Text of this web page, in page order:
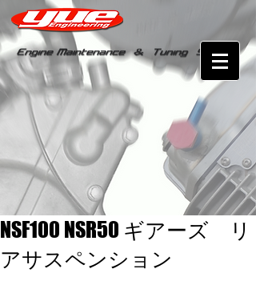
NSF100 NSR50 ギアーズ リ
アサスペンション